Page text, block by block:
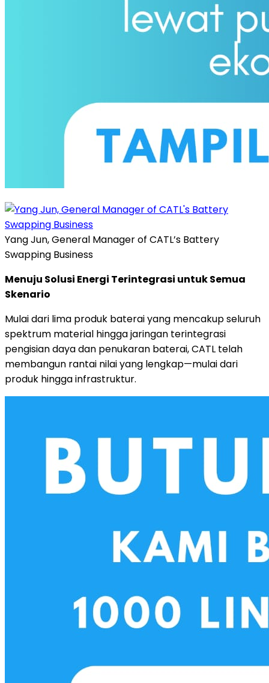
Yang Jun, General Manager of CATL’s Battery
Swapping Business
Menuju Solusi Energi Terintegrasi untuk Semua
Skenario
Mulai dari lima produk baterai yang mencakup seluruh
spektrum material hingga jaringan terintegrasi
pengisian daya dan penukaran baterai, CATL telah
membangun rantai nilai yang lengkap—mulai dari
produk hingga infrastruktur.